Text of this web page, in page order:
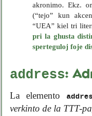
akronimo. Ekz.
(“tejo” kun
“UEA” kiel tri
pri la ghusta
sperteguloj foje
address:
La elemento
verkinto de la TTT-